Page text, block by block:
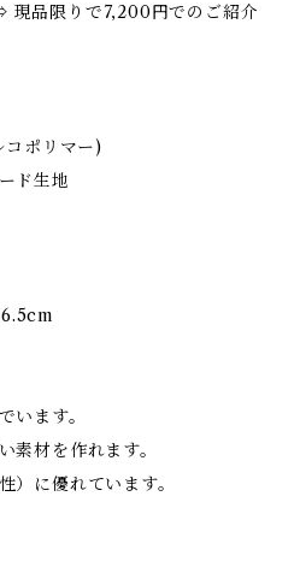
品限りで7,200円でのご紹介
コポリマー)
ド生地
います。
素材を作れます。
）に優れています。